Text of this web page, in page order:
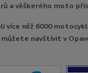
a věškerého moto
více něž 6000
navštívit v